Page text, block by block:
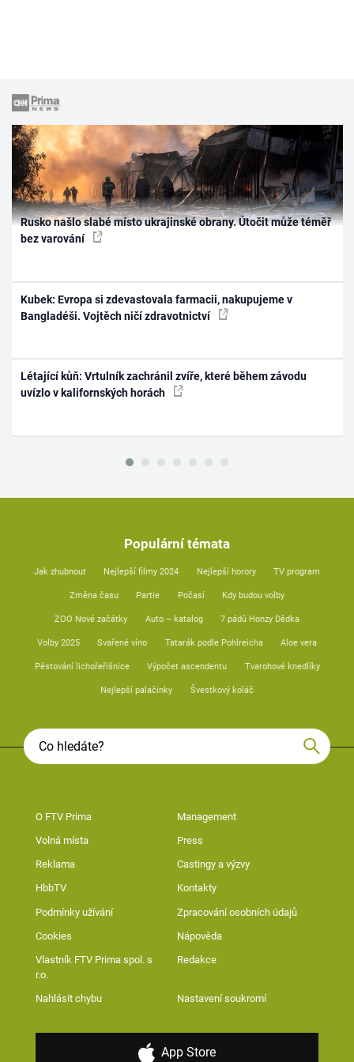
Rusko našlo slabé místo ukrajinské obrany. Útočit může téměř
bez varování
Kubek: Evropa si zdevastovala farmacii, nakupujeme v
Bangladéši. Vojtěch ničí zdravotnictví
Létající kůň: Vrtulník zachránil zvíře, které během závodu
uvízlo v kalifornských horách
Populární témata
Jak zhubnout Nejlepší filmy 2024 Nejlepší horory TV program
Změna času Partie Počasí Kdy budou volby
ZOO Nové začátky Auto – katalog 7 pádů Honzy Dědka
Volby 2025 Svařené víno Tatarák podle Pohlreicha Aloe vera
Pěstování lichořeřišnice Výpočet ascendentu Tvarohové knedlíky
Nejlepší palačinky Švestkový koláč
O FTV Prima Management
Volná místa Press
Reklama Castingy a výzvy
HbbTV Kontakty
Podmínky užívání Zpracování osobních údajů
Cookies Nápověda
Vlastník FTV Prima spol. s
r.o.
Redakce
Nahlásit chybu Nastavení soukromí
App Store